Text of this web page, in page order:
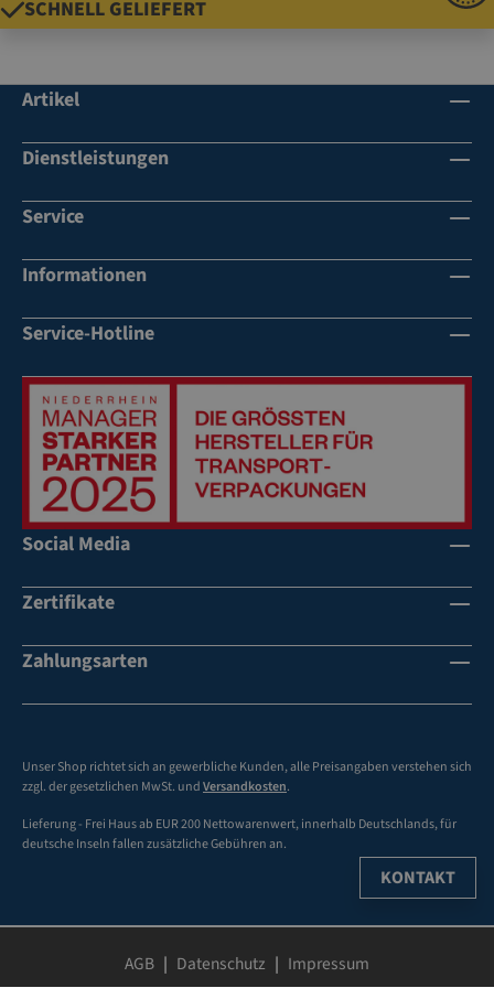
SCHNELL GELIEFERT
Artikel
Dienstleistungen
Service
Informationen
Service-Hotline
Social Media
Zertifikate
Zahlungsarten
Unser Shop richtet sich an gewerbliche Kunden, alle Preisangaben verstehen sich
zzgl. der gesetzlichen MwSt. undVersandkosten.
Lieferung - Frei Haus ab EUR 200 Nettowarenwert, innerhalb Deutschlands, für
deutsche Inseln fallen zusätzliche Gebühren an.
AGB Datenschutz Impressum
KONTAKT